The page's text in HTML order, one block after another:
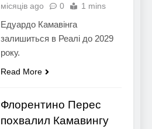
місяців ago
0 1 mins
Едуардо Камавінга
залишиться в Реалі до 2029
року.
Read More
Флорентино Перес
похвалил Камавингу